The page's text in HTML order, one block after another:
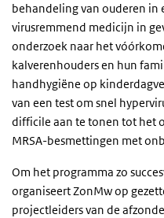
behandeling van ouderen in
virusremmend medicijn in
onderzoek naar het
kalverenhouders en hun
handhygiëne op
van een test om snel
difficile aan te tonen tot het
MRSA-besmettingen met
Om het programma zo
organiseert ZonMw op
projectleiders van de